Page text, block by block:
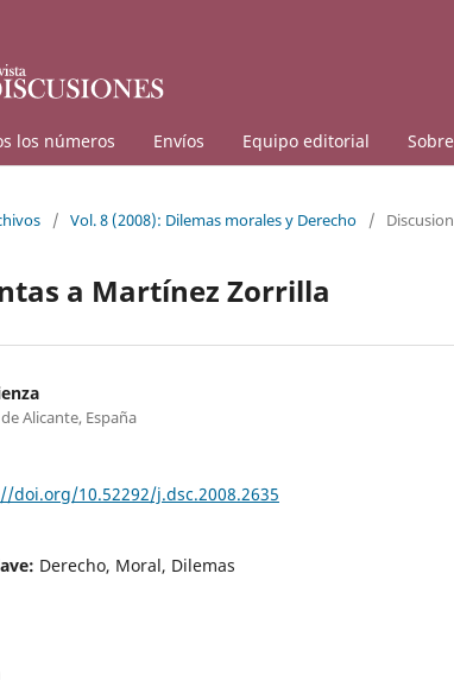
los números Envíos Equipo editorial
/ Vol. 8 (2008): Dilemas morales y Derecho /
a Martínez Zorrilla
Alicante, España
doi.org/10.52292/j.dsc.2008.2635
Derecho, Moral, Dilemas